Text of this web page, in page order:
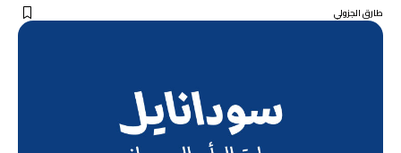
طارق الجزولي